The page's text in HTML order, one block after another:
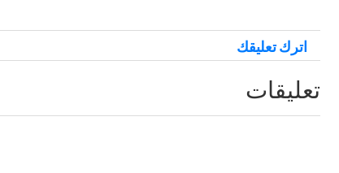
اترك تعليقك
تعليقات